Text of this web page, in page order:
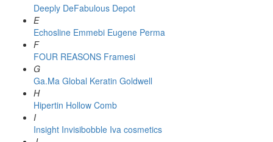
Deeply DeFabulous Depot
E
Echosline Emmebi Eugene Perma
F
FOUR REASONS Framesi
G
Ga.Ma Global Keratin Goldwell
H
Hipertin Hollow Comb
I
Insight Invisibobble Iva cosmetics